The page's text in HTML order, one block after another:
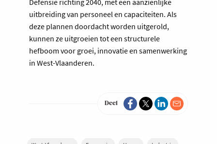
Defensie richting 2040, met een aanzienlijke
uitbreiding van personeel en capaciteiten. Als
deze plannen doordacht worden uitgerold,
kunnen ze uitgroeien tot een structurele
hefboom voor groei, innovatie en samenwerking
in West-Vlaanderen.
Deel